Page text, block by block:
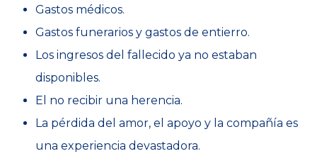
Gastos médicos.
Gastos funerarios y gastos de entierro.
Los ingresos del fallecido ya no estaban
disponibles.
El no recibir una herencia.
La pérdida del amor, el apoyo y la compañía es
una experiencia devastadora.